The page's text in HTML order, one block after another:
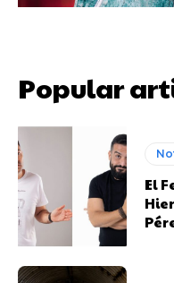
Popular
El